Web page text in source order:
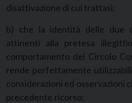
disattivazione di cui trattasi;
b) che la identità delle due
attinenti alla pretesa
comportamento del Circolo
rende perfettamente
considerazioni ed osservazioni
precedente ricorso;